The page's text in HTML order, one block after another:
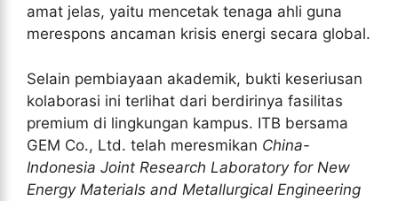
amat jelas, yaitu mencetak tenaga ahli guna
merespons ancaman krisis energi secara global.
Selain pembiayaan akademik, bukti keseriusan
kolaborasi ini terlihat dari berdirinya fasilitas
premium di lingkungan kampus. ITB bersama
GEM Co., Ltd. telah meresmikan China-
Indonesia Joint Research Laboratory for New
Energy Materials and Metallurgical Engineering